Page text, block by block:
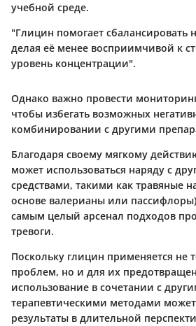
учебной среде.
"Глицин помогает сбалансировать
делая её менее восприимчивой к
уровень концентрации".
Однако важно провести
чтобы избегать возможных
комбинировании с другими
Благодаря своему мягкому
может использоваться наряду с
средствами, такими как травяные
основе валерианы или
самым целый арсенал подходов
тревоги.
Поскольку глицин применяется не
проблем, но и для их
использование в сочетании с
терапевтическими методами
результаты в длительной